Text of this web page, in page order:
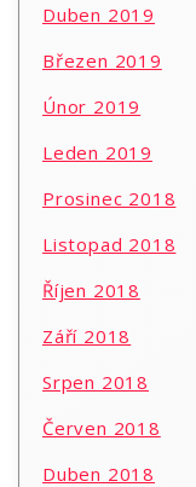
Duben 2019
Březen 2019
Únor 2019
Leden 2019
Prosinec 2018
Listopad 2018
Říjen 2018
Září 2018
Srpen 2018
Červen 2018
Duben 2018